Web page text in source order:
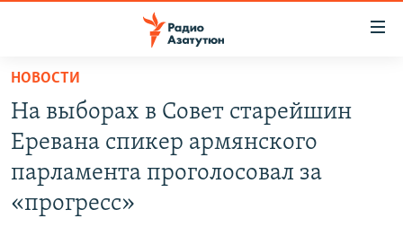
Перейти
основному
содержанию
Перейти
основной
ПОЛИТИКА
НОВОСТИ
На выборах в Совет старейшин
Еревана спикер армянского
парламента проголосовал за
«прогресс»